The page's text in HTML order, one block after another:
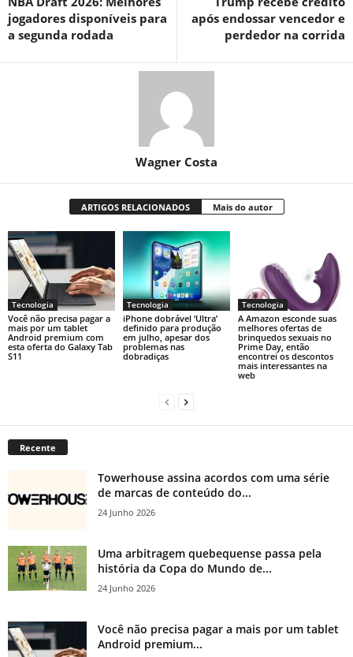
jogadores disponíveis para
a segunda rodada
após endossar vencedor e
perdedor na corrida
Wagner Costa
ARTIGOS RELACIONADOS Mais do autor
Tecnologia
Você não precisa pagar a
mais por um tablet
Android premium com
esta oferta do Galaxy Tab
S11
Tecnologia
iPhone dobrável ‘Ultra’
definido para produção
em julho, apesar dos
problemas nas
dobradiças
Tecnologia
A Amazon esconde suas
melhores ofertas de
brinquedos sexuais no
Prime Day, então
encontrei os descontos
mais interessantes na
web
Recente
Towerhouse assina acordos com uma série
de marcas de conteúdo do...
24 Junho 2026
Uma arbitragem quebequense passa pela
história da Copa do Mundo de...
24 Junho 2026
Você não precisa pagar a mais por um tablet
Android premium...